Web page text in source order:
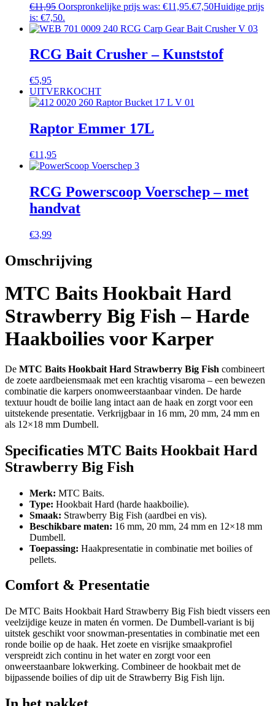
€11,95 Oorspronkelijke prijs was: €11,95.€7,50Huidige prijs
is: €7,50.
RCG Bait Crusher – Kunststof
€5,95
UITVERKOCHT
Raptor Emmer 17L
€11,95
RCG Powerscoop Voerschep – met
handvat
€3,99
Omschrijving
MTC Baits Hookbait Hard
Strawberry Big Fish – Harde
Haakboilies voor Karper
De MTC Baits Hookbait Hard Strawberry Big Fish combineert
de zoete aardbeiensmaak met een krachtig visaroma – een bewezen
combinatie die karpers onomweerstaanbaar vinden. De harde
textuur houdt de boilie lang intact aan de haak en zorgt voor een
uitstekende presentatie. Verkrijgbaar in 16 mm, 20 mm, 24 mm en
als 12×18 mm Dumbell.
Specificaties MTC Baits Hookbait Hard
Strawberry Big Fish
Merk: MTC Baits.
Type: Hookbait Hard (harde haakboilie).
Smaak: Strawberry Big Fish (aardbei en vis).
Beschikbare maten: 16 mm, 20 mm, 24 mm en 12×18 mm
Dumbell.
Toepassing: Haakpresentatie in combinatie met boilies of
pellets.
Comfort & Presentatie
De MTC Baits Hookbait Hard Strawberry Big Fish biedt vissers een
veelzijdige keuze in maten én vormen. De Dumbell-variant is bij
uitstek geschikt voor snowman-presentaties in combinatie met een
ronde boilie op de haak. Het zoete en visrijke smaakprofiel
verspreidt zich continu in het water en zorgt voor een
onweerstaanbare lokwerking. Combineer de hookbait met de
bijpassende boilies of dip uit de Strawberry Big Fish lijn.